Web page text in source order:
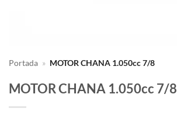
Portada » MOTOR CHANA 1.050cc 7/8
MOTOR CHANA 1.050cc 7/8